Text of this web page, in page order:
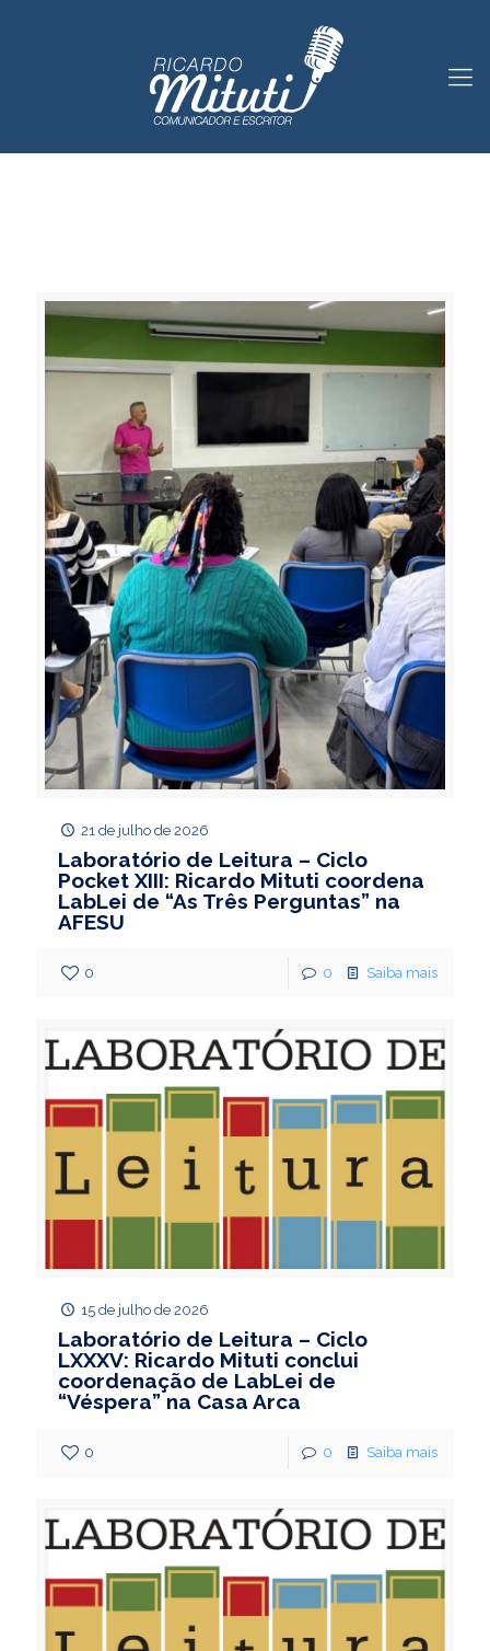
21 de julho de 2026
Laboratório de Leitura – Ciclo
Pocket XIII: Ricardo Mituti coordena
LabLei de “As Três Perguntas” na
AFESU
0 0 Saiba mais
15 de julho de 2026
Laboratório de Leitura – Ciclo
LXXXV: Ricardo Mituti conclui
coordenação de LabLei de
“Véspera” na Casa Arca
0 0 Saiba mais